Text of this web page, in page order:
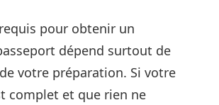
pour obtenir un
dépend surtout de
votre préparation. Si votre
complet et que rien ne